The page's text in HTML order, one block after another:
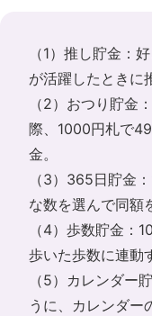
（1）推し貯金：
が活躍したときに
（2）おつり貯金
際、1000円札で
金。
（3）365日貯金
な数を選んで同額
（4）歩数貯金：
歩いた歩数に連動
（5）カレンダー
うに、カレンダー